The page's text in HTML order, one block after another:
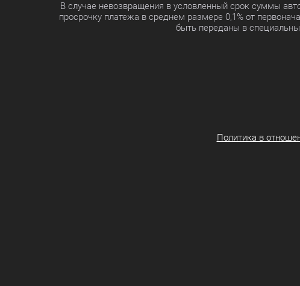
В случае невозвращения в условленный срок суммы
просрочку платежа в среднем размере 0,1% от
быть переданы в
Политика в